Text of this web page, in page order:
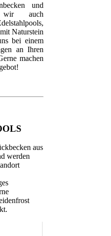
und
wir auch
Naturstein
bei einem
an Ihren
machen
aus
werden